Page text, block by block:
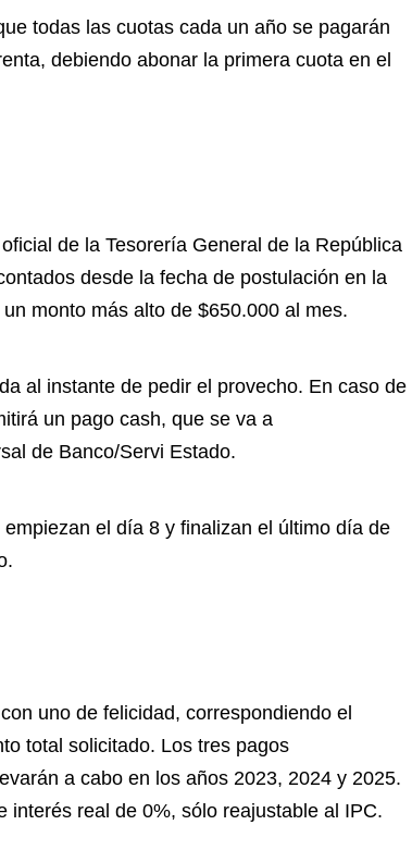
todas las cuotas cada un año se pagarán
debiendo abonar la primera cuota en el
de la Tesorería General de la República
desde la fecha de postulación en la
monto más alto de $650.000 al mes.
al instante de pedir el provecho. En caso de
un pago cash, que se va a
de Banco/Servi Estado.
el día 8 y finalizan el último día de
uno de felicidad, correspondiendo el
total solicitado. Los tres pagos
a cabo en los años 2023, 2024 y 2025.
interés real de 0%, sólo reajustable al IPC.